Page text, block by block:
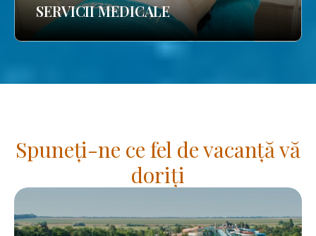
SERVICII MEDICALE
Spuneți-ne ce fel de vacanță vă
doriți